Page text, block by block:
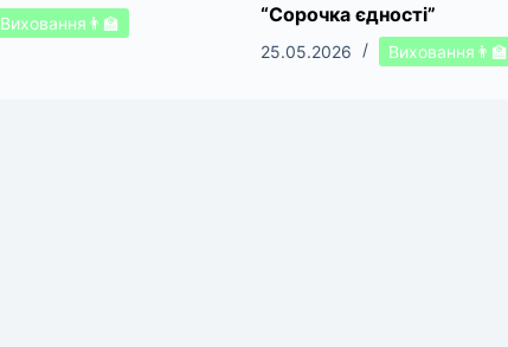
Виховання👨‍🏫
“Сорочка єдності”
25.05.2026 Виховання👨‍🏫